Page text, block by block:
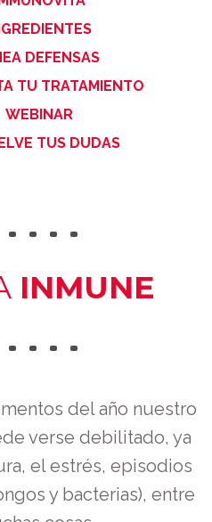
DEFENSAS
TU TRATAMIENTO
WEBINAR
TUS DUDAS
INMUNE
del año nuestro
verse debilitado, ya
el estrés, episodios
y bacterias), entre